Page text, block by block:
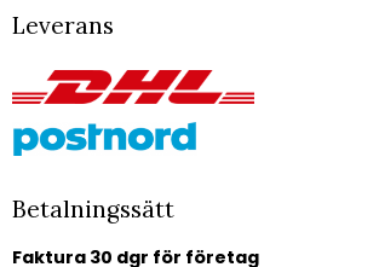
Leverans
Betalningssätt
Faktura 30 dgr för företag